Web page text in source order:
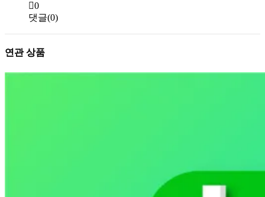
0
댓글(0)
연관 상품